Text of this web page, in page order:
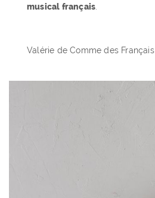
musical français.
Valérie de Comme des Français